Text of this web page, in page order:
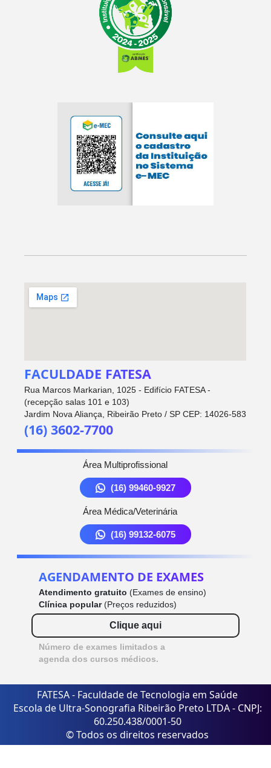
FACULDADE FATESA
Rua Marcos Markarian, 1025 - Edifício FATESA -
(recepção salas 101 e 103)
Jardim Nova Aliança, Ribeirão Preto / SP CEP: 14026-583
(16) 3602-7700
Área Multiprofissional
(16) 99460-9927
Área Médica/Veterinária
(16) 99132-6075
AGENDAMENTO DE EXAMES
Atendimento gratuito (Exames de ensino)
Clínica popular(Preços reduzidos)
Clique aqui
Número de exames limitados a
agenda dos cursos médicos.
FATESA - Faculdade de Tecnologia em Saúde
Escola de Ultra-Sonografia Ribeirão Preto LTDA - CNPJ:
60.250.438/0001-50
© Todos os direitos reservados